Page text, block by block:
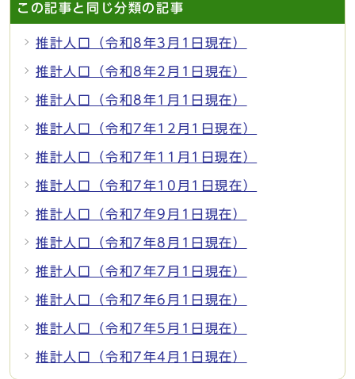
この記事と同じ分類の記事
推計人口（令和8年3月1日現在）
推計人口（令和8年2月1日現在）
推計人口（令和8年1月1日現在）
推計人口（令和7年12月1日現在）
推計人口（令和7年11月1日現在）
推計人口（令和7年10月1日現在）
推計人口（令和7年9月1日現在）
推計人口（令和7年8月1日現在）
推計人口（令和7年7月1日現在）
推計人口（令和7年6月1日現在）
推計人口（令和7年5月1日現在）
推計人口（令和7年4月1日現在）